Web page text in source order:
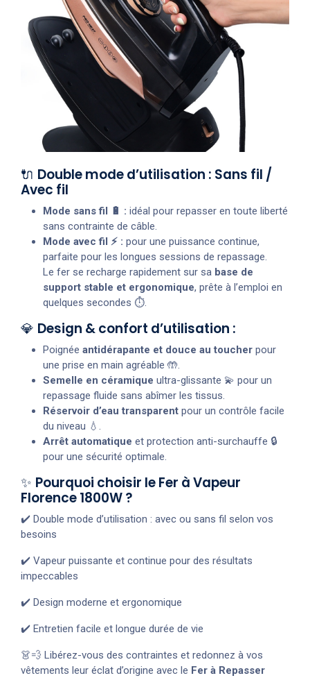
🔌 Double mode d’utilisation : Sans fil /
Avec fil
Mode sans fil 🔋 : idéal pour repasser en toute liberté
sans contrainte de câble.
Mode avec fil ⚡ : pour une puissance continue,
parfaite pour les longues sessions de repassage.
Le fer se recharge rapidement sur sa base de
support stable et ergonomique, prête à l’emploi en
quelques secondes ⏱️.
💎 Design & confort d’utilisation :
Poignée antidérapante et douce au toucher pour
une prise en main agréable 🤲.
Semelle en céramique ultra-glissante 💫 pour un
repassage fluide sans abîmer les tissus.
Réservoir d’eau transparent pour un contrôle facile
du niveau 💧.
Arrêt automatique et protection anti-surchauffe 🔒
pour une sécurité optimale.
✨ Pourquoi choisir le Fer à Vapeur
Florence 1800W ?
✔️ Double mode d’utilisation : avec ou sans fil selon vos
besoins
✔️ Vapeur puissante et continue pour des résultats
impeccables
✔️ Design moderne et ergonomique
✔️ Entretien facile et longue durée de vie
👗💨 Libérez-vous des contraintes et redonnez à vos
vêtements leur éclat d’origine avec le Fer à Repasser